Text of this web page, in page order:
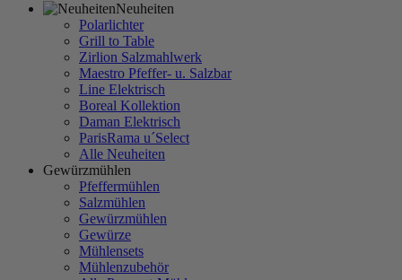
Neuheiten
Polarlichter
Grill to Table
Zirlion Salzmahlwerk
Maestro Pfeffer- u. Salzbar
Line Elektrisch
Boreal Kollektion
Daman Elektrisch
ParisRama u´Select
Alle Neuheiten
Gewürzmühlen
Pfeffermühlen
Salzmühlen
Gewürzmühlen
Gewürze
Mühlensets
Mühlenzubehör